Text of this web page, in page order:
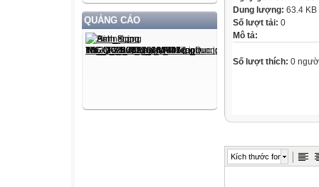
QUẢNG CÁO
Dung lượng: 63.4 KB
Số lượt tải: 0
Mô tả:
Số lượt thích: 0
Kích thước font